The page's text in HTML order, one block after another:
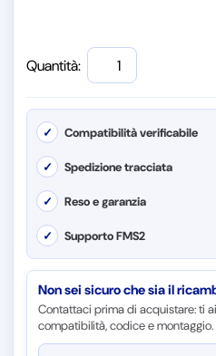
Quantità:
✓ Compatibilità verificabile
✓ Spedizione tracciata
✓ Reso e garanzia
✓ Supporto FMS2
Non sei sicuro che sia il
Contattaci prima di acquistare: ti
compatibilità, codice e montaggio.